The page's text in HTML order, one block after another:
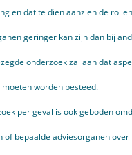
en dat te dien aanzien de rol
geringer kan zijn dan bij
onderzoek zal aan dat
worden besteed.
per geval is ook geboden
of bepaalde adviesorganen